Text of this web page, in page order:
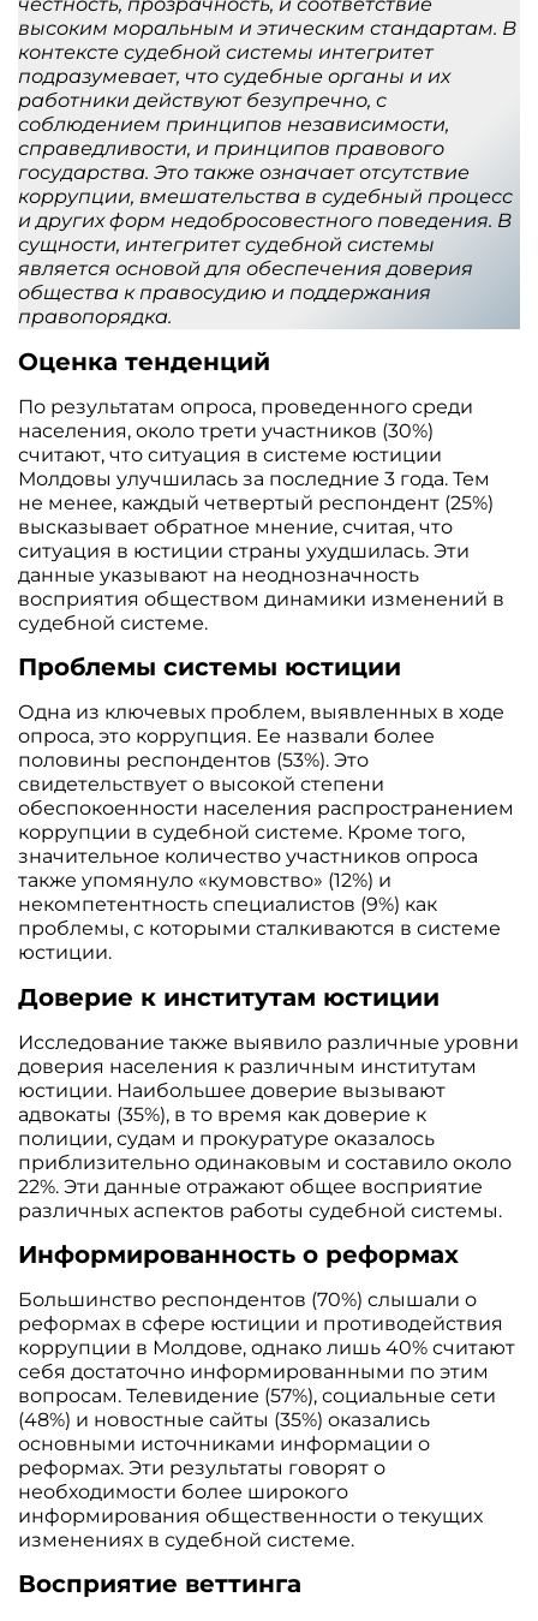
честность, прозрачность, и соответствие
высоким моральным и этическим стандартам. В
контексте судебной системы интегритет
подразумевает, что судебные органы и их
работники действуют безупречно, с
соблюдением принципов независимости,
справедливости, и принципов правового
государства. Это также означает отсутствие
коррупции, вмешательства в судебный процесс
и других форм недобросовестного поведения. В
сущности, интегритет судебной системы
является основой для обеспечения доверия
общества к правосудию и поддержания
правопорядка.
Оценка тенденций
По результатам опроса, проведенного среди
населения, около трети участников (30%)
считают, что ситуация в системе юстиции
Молдовы улучшилась за последние 3 года. Тем
не менее, каждый четвертый респондент (25%)
высказывает обратное мнение, считая, что
ситуация в юстиции страны ухудшилась. Эти
данные указывают на неоднозначность
восприятия обществом динамики изменений в
судебной системе.
Проблемы системы юстиции
Одна из ключевых проблем, выявленных в ходе
опроса, это коррупция. Ее назвали более
половины респондентов (53%). Это
свидетельствует о высокой степени
обеспокоенности населения распространением
коррупции в судебной системе. Кроме того,
значительное количество участников опроса
также упомянуло «кумовство» (12%) и
некомпетентность специалистов (9%) как
проблемы, с которыми сталкиваются в системе
юстиции.
Доверие к институтам юстиции
Исследование также выявило различные уровни
доверия населения к различным институтам
юстиции. Наибольшее доверие вызывают
адвокаты (35%), в то время как доверие к
полиции, судам и прокуратуре оказалось
приблизительно одинаковым и составило около
22%. Эти данные отражают общее восприятие
различных аспектов работы судебной системы.
Информированность о реформах
Большинство респондентов (70%) слышали о
реформах в сфере юстиции и противодействия
коррупции в Молдове, однако лишь 40% считают
себя достаточно информированными по этим
вопросам. Телевидение (57%), социальные сети
(48%) и новостные сайты (35%) оказались
основными источниками информации о
реформах. Эти результаты говорят о
необходимости более широкого
информирования общественности о текущих
изменениях в судебной системе.
Восприятие веттинга